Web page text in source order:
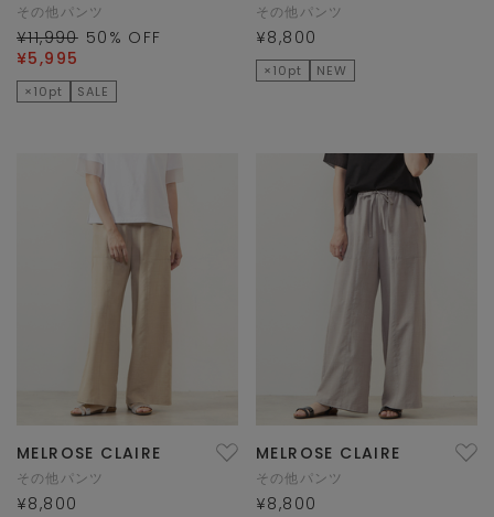
その他パンツ
¥11,990 50 % OFF
¥5,995
×10pt SALE
その他パンツ
¥8,800
×10pt NEW
MELROSE CLAIRE
その他パンツ
¥8,800
MELROSE CLAIRE
その他パンツ
¥8,800